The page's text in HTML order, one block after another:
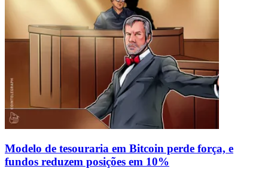
Modelo de tesouraria em Bitcoin perde força, e
fundos reduzem posições em 10%